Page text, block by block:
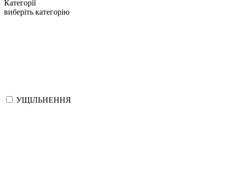
Категорії
виберіть категорію
УЩІЛЬНЕННЯ